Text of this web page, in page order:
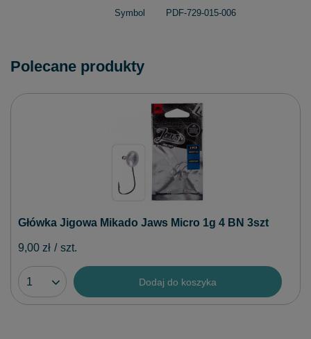
Symbol PDF-729-015-006
Polecane produkty
Główka Jigowa Mikado Jaws Micro 1g 4 BN 3szt
9,00 zł / szt.
Dodaj do koszyka